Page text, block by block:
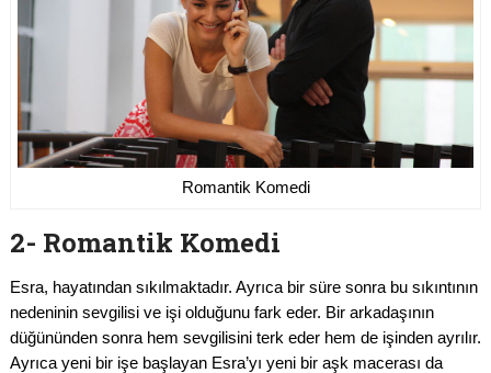
Romantik Komedi
2- Romantik Komedi
Esra, hayatından sıkılmaktadır. Ayrıca bir süre sonra bu sıkıntının
nedeninin sevgilisi ve işi olduğunu fark eder. Bir arkadaşının
düğününden sonra hem sevgilisini terk eder hem de işinden ayrılır.
Ayrıca yeni bir işe başlayan Esra’yı yeni bir aşk macerası da